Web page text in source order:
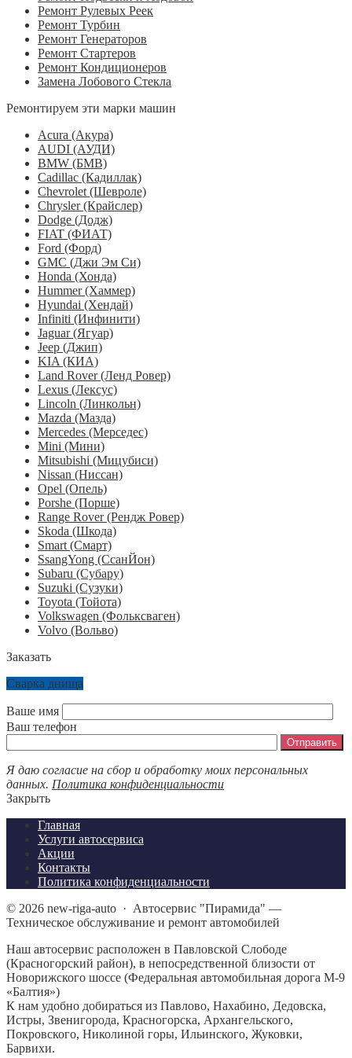
Ремонт Рулевых Реек
Ремонт Турбин
Ремонт Генераторов
Ремонт Стартеров
Ремонт Кондиционеров
Замена Лобового Стекла
Ремонтируем эти марки машин
Acura (Акура)
AUDI (АУДИ)
BMW (БМВ)
Cadillac (Кадиллак)
Chevrolet (Шевроле)
Chrysler (Крайслер)
Dodge (Додж)
FIAT (ФИАТ)
Ford (Форд)
GMC (Джи Эм Си)
Honda (Хонда)
Hummer (Хаммер)
Hyundai (Хендай)
Infiniti (Инфинити)
Jaguar (Ягуар)
Jeep (Джип)
KIA (КИА)
Land Rover (Ленд Ровер)
Lexus (Лексус)
Lincoln (Линкольн)
Mazda (Мазда)
Mercedes (Мерседес)
Mini (Мини)
Mitsubishi (Мицубиси)
Nissan (Ниссан)
Opel (Опель)
Porshe (Порше)
Range Rover (Рендж Ровер)
Skoda (Шкода)
Smart (Смарт)
SsangYong (СсанЙон)
Subaru (Субару)
Suzuki (Сузуки)
Toyota (Тойота)
Volkswagen (Фольксваген)
Volvo (Вольво)
Заказать
Сварка днища
Ваше имя
Ваш телефон
Я даю согласие на сбор и обработку моих персональных
данных. Политика конфиденциальности
Закрыть
Главная
Услуги автосервиса
Акции
Контакты
Политика конфиденциальности
© 2026 new-riga-auto · Автосервис "Пирамида" —
Техническое обслуживание и ремонт автомобилей
Наш автосервис расположен в Павловской Слободе
(Красногорский район), в непосредственной близости от
Новорижского шоссе (Федеральная автомобильная дорога М-9
«Балтия»)
К нам удобно добираться из Павлово, Нахабино, Дедовска,
Истры, Звенигорода, Красногорска, Архангельского,
Покровского, Николиной горы, Ильинского, Жуковки,
Барвихи.